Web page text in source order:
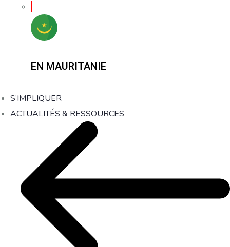
EN MAURITANIE
S’IMPLIQUER
ACTUALITÉS & RESSOURCES